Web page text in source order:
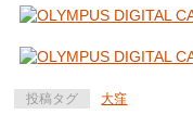
投稿タグ 大窪